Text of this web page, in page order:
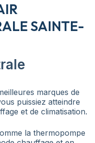
SAINTE-
marques de
puissiez atteindre
et de climatisation.
la thermopompe